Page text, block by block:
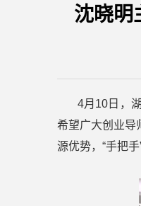
沈晓明
4月10日，湖
希望广大创业导
源优势，“手把